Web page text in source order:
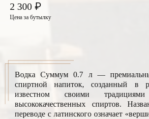
2 300 ₽
Цена за бутылку
Водка Суммум 0.7 л —
спиртной напиток, созданный в
известном своими традициями
высококачественных спиртов.
переводе с латинского означает